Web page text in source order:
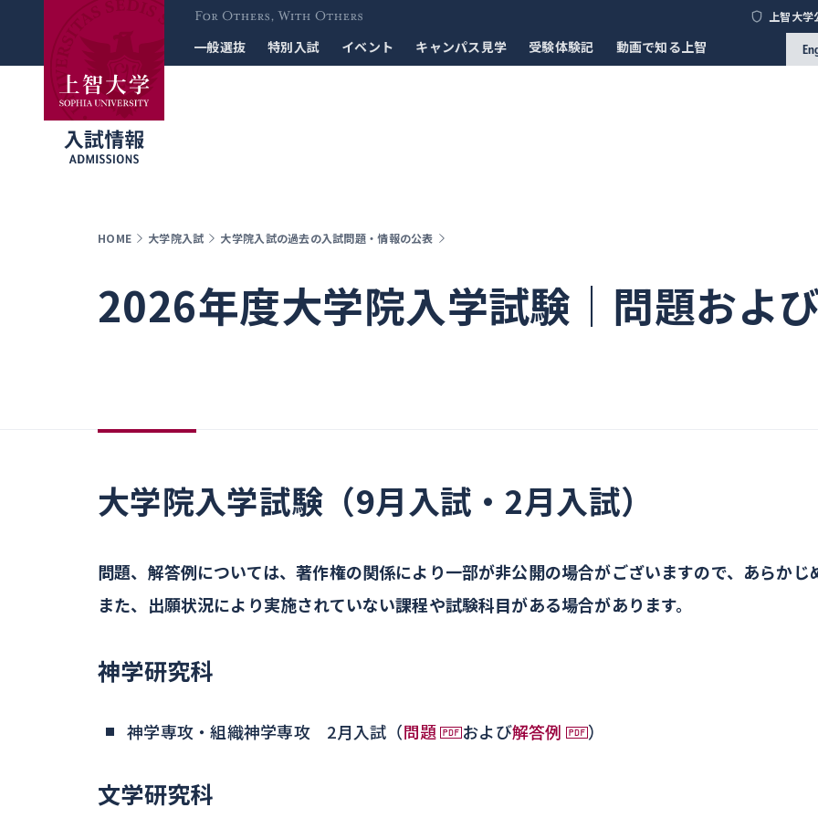
For Others, With
Others
上智大
一般選抜 特別入試 イベント キャンパス見学 受験体験記 動画で知る上智
HOME 大学院入試 大学院入試の過去の入試問題・情報の公表
2026年度大学院入学試験｜問題およ
大学院入学試験（9月入試・2月入試）
問題、解答例については、著作権の関係により一部が非公開の場合がございますので、あらかじ
また、出願状況により実施されていない課程や試験科目がある場合があります。
神学研究科
神学専攻・組織神学専攻 2月入試（問題 および解答例 ）
文学研究科